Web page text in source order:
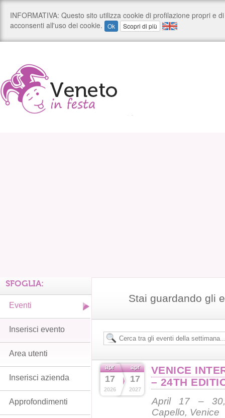
Stai guardando gli
apr
17
2026
apr
17
2027
VENICE
– 24TH
April 17 – 30,
Capello, Venice
SFOGLIA:
Eventi
Inserisci evento
Area utenti
Inserisci azienda
Approfondimenti